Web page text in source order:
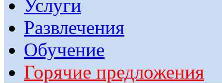
Услуги
Развлечения
Обучение
Горячие предложения